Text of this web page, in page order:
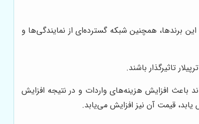
برندها، همچنین شبکه گسترده‌ای از نمایندگی‌ها و
تاثیرگذار باشند.
باعث افزایش هزینه‌های واردات و در نتیجه افزایش
قیمت آن نیز افزایش می‌یابد.